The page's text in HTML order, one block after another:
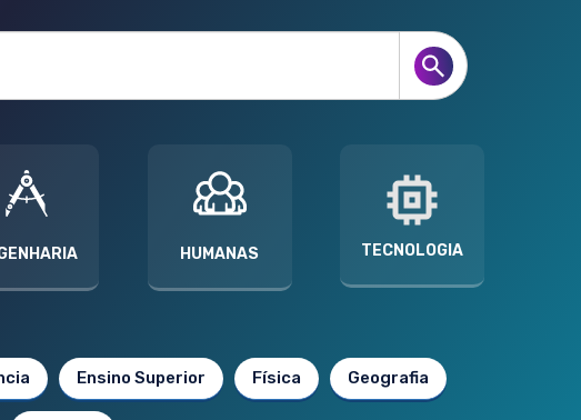
HUMANAS TECNOLOGIA
Ensino Superior Física Geografia